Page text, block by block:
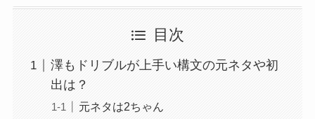
目次
澤もドリブルが上手い構文の元ネタや初
出は？
元ネタは2ちゃん